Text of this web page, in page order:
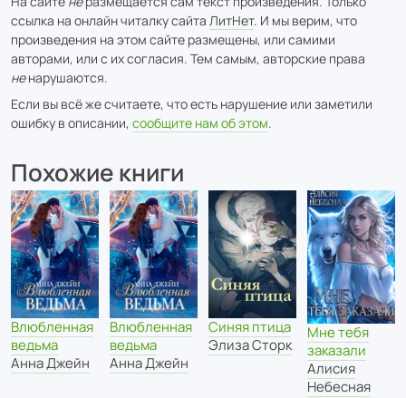
ссылка на онлайн читалку сайта ЛитНет. И мы верим, что
произведения на этом сайте размещены, или самими
авторами, или с их согласия. Тем самым, авторские права
ненарушаются.
Если вы всё же считаете, что есть нарушение или заметили
ошибку в описании, сообщите нам об этом.
Похожие книги
Влюбленная
ведьма
Анна Джейн
Влюбленная
ведьма
Анна Джейн
Синяя птица
Элиза Сторк
Мне тебя
заказали
Алисия
Небесная